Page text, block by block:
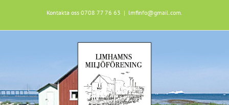
content
Kontakta oss 0708 77 76 63 | lmfinfo@gmail.com.